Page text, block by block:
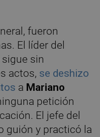
fueron
El líder del
sigue sin
actos, se deshizo
a Mariano
petición
El jefe del
guión y practicó la